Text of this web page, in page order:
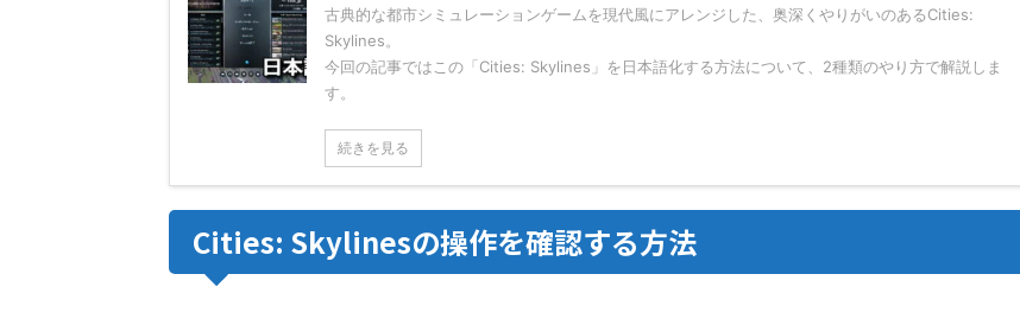
古典的な都市シミュレーションゲームを現代風にアレンジした、奥深くやりがいのあるCities:
Skylines。
今回の記事ではこの「Cities: Skylines」を日本語化する方法について、2種類のやり方で解説しま
す。
続きを見る
Cities: Skylinesの操作を確認する方法